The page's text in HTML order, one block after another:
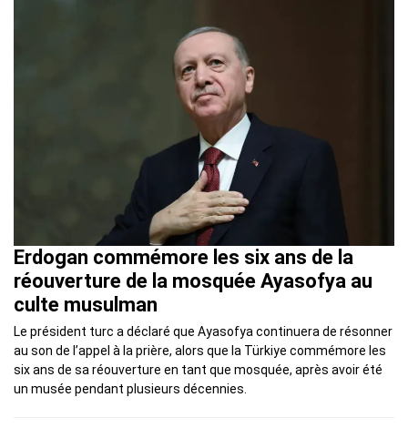
Erdogan commémore les six ans de la
réouverture de la mosquée Ayasofya au
culte musulman
Le président turc a déclaré que Ayasofya continuera de résonner
au son de l’appel à la prière, alors que la Türkiye commémore les
six ans de sa réouverture en tant que mosquée, après avoir été
un musée pendant plusieurs décennies.